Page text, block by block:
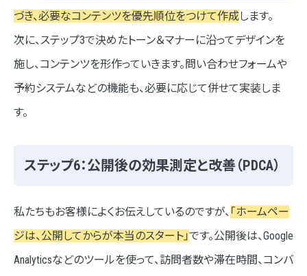
づき、必要なコンテンツを優先順位をつけて作成します。
次に、ステップ3で決めたトーン＆マナーに沿ってデザインを
施し、コンテンツを形作っていきます。問い合わせフォームや
予約システムなどの機能も、必要に応じて併せて実装しま
す。
ステップ6：公開後の効果測定と改善（PDCA）
私たちもお客様によくお伝えしているのですが、 「ホームペー
ジは、公開してからが本当のスタート」です。公開後は、Google
Analyticsなどのツールを使って、訪問者数や滞在時間、コンバ